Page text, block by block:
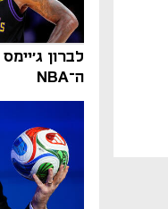
לברון
ה־NBA